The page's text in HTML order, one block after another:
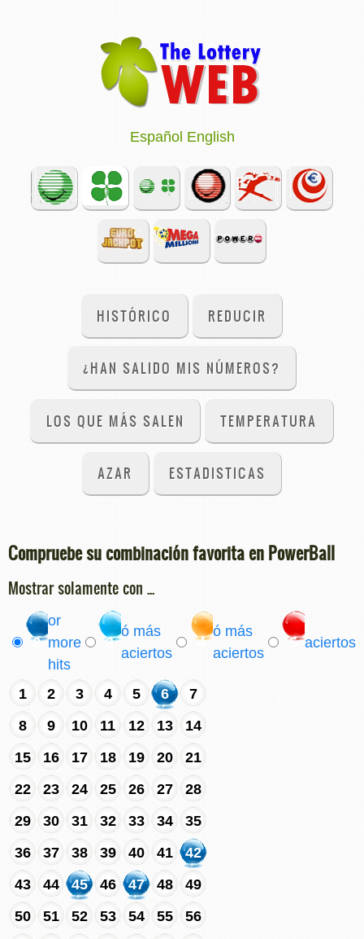
Español English
HISTÓRICO REDUCIR
¿HAN SALIDO MIS NÚMEROS?
LOS QUE MÁS SALEN TEMPERATURA
AZAR ESTADISTICAS
Compruebe su combinación favorita en PowerBall
Mostrar solamente con ...
2
or
more
hits
3
ó más
aciertos
4
ó más
aciertos
5 aciertos
1 2 3 4 5 6
7
8
9 10 11 12 13
14
15
16 17 18 19 20
21
22
23 24 25 26 27
28
29
30 31 32 33 34
35
36
37 38 39 40 41
42
43
44 45 46 47 48
49
50
51 52 53 54 55
56